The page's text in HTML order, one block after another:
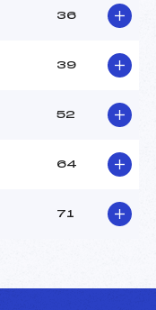
36
39
52
64
71